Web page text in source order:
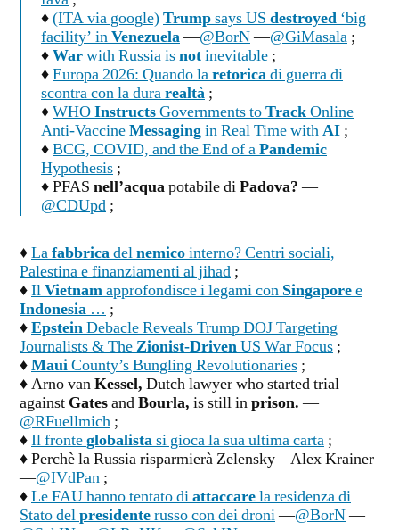
♦(ITA via google)Trumpsays US destroyed ‘big
facility’ inVenezuela—@BorN—@GiMasala ;
♦Warwith Russia isnotinevitable ;
♦Europa 2026: Quando laretoricadi guerra di
scontra con la durarealtà ;
♦WHOInstructsGovernments toTrackOnline
Anti-VaccineMessagingin Real Time withAI ;
♦BCG, COVID, and the End of aPandemic
Hypothesis ;
♦ PFAS nell’acquapotabile diPadova?—
@CDUpd ;
♦Lafabbricadelnemicointerno? Centri sociali,
Palestina e finanziamenti al jihad ;
♦IlVietnamapprofondisce i legami con Singaporee
Indonesia … ;
♦EpsteinDebacle Reveals Trump DOJ Targeting
Journalists & TheZionist-DrivenUS War Focus ;
♦MauiCounty’s Bungling Revolutionaries ;
♦ Arno vanKessel, Dutch lawyer who started trial
against GatesandBourla, is still inprison.—
@RFuellmich ;
♦Il fronteglobalistasi gioca la sua ultima carta ;
♦ Perchè la Russia risparmierà Zelensky – Alex Krainer
—@IVdPan ;
♦Le FAU hanno tentato diattaccarela residenza di
Stato delpresidenterusso con dei droni—@BorN—